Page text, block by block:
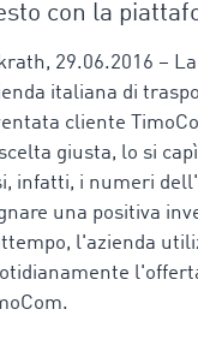
con la
29.06.2016 –
italiana di
cliente
giusta, lo si
infatti, i numeri
una positiva
l'azienda